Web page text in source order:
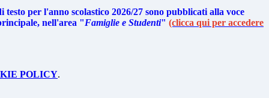
per l'anno scolastico 2026/27 sono pubblicati alla voce
nell'area "Famiglie e Studenti" (clicca qui per accedere
POLICY.